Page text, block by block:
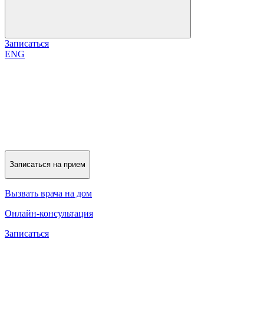
Записаться
ENG
Записаться на прием
Вызвать врача на дом
Онлайн-консультация
Записаться